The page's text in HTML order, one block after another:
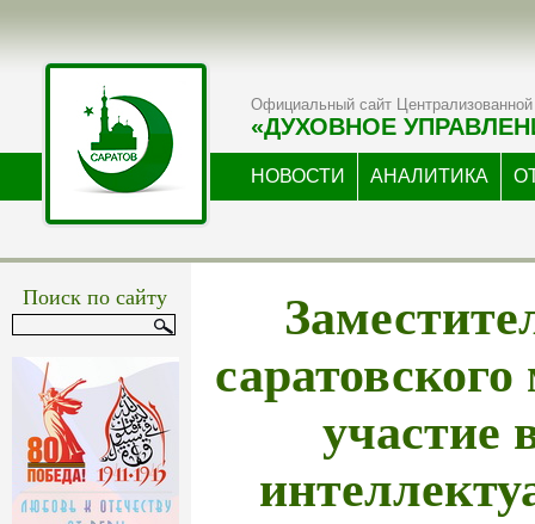
Официальный сайт Централизованной
«ДУХОВНОЕ
НОВОСТИ АНАЛИТИКА
Поиск по сайту
участие